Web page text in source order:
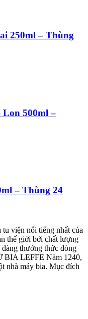
250ml – Thùng
Lon 500ml –
– Thùng 24
viện nổi tiếng nhất của
thế giới bởi chất lượng
thưởng thức dòng
BIA LEFFE Năm 1240,
nhà máy bia. Mục đích